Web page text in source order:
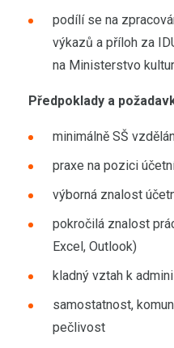
podílí se na
výkazů a příloh za
na Ministerstvo
Předpoklady a
minimálně SŠ
praxe na pozici
výborná znalost
pokročilá znalost
Excel, Outlook)
kladný vztah k
samostatnost,
pečlivost